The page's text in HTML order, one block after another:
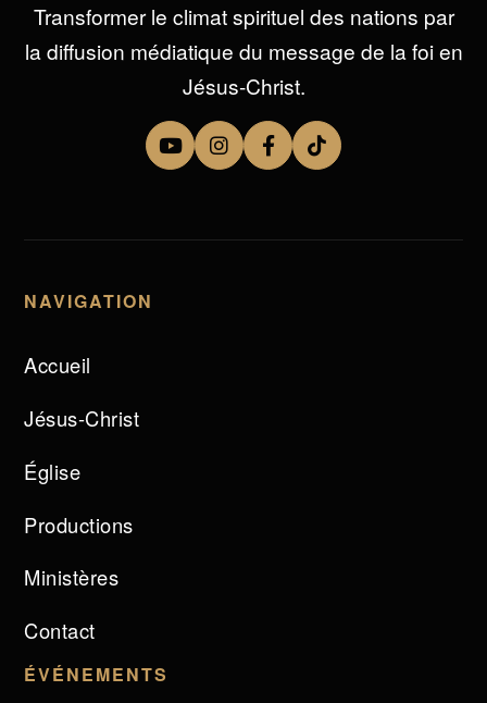
Transformer le climat spirituel des nations par
la diffusion médiatique du message de la foi en
Jésus-Christ.
NAVIGATION
Accueil
Jésus-Christ
Église
Productions
Ministères
Contact
ÉVÉNEMENTS